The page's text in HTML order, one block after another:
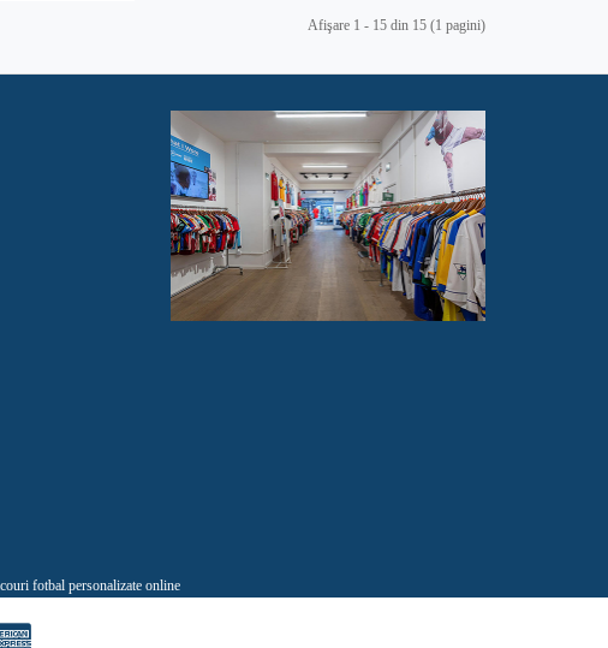
Afişare 1 - 15 din 15 (1 pagini)
fotbal personalizate online